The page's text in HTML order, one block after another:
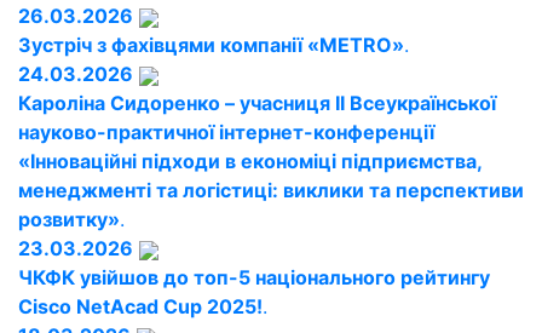
26.03.2026
Зустріч з фахівцями компанії «METRO».
24.03.2026
Кароліна Сидоренко – учасниця ІІ Всеукраїнської
науково-практичної інтернет-конференції
«Інноваційні підходи в економіці підприємства,
менеджменті та логістиці: виклики та перспективи
розвитку».
23.03.2026
ЧКФК увійшов до топ-5 національного рейтингу
Cisco NetAcad Cup 2025!.